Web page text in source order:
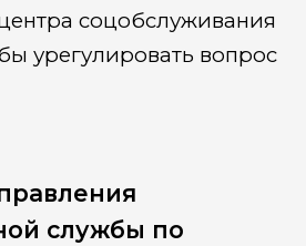
соцобслуживания
урегулировать вопрос
службы по